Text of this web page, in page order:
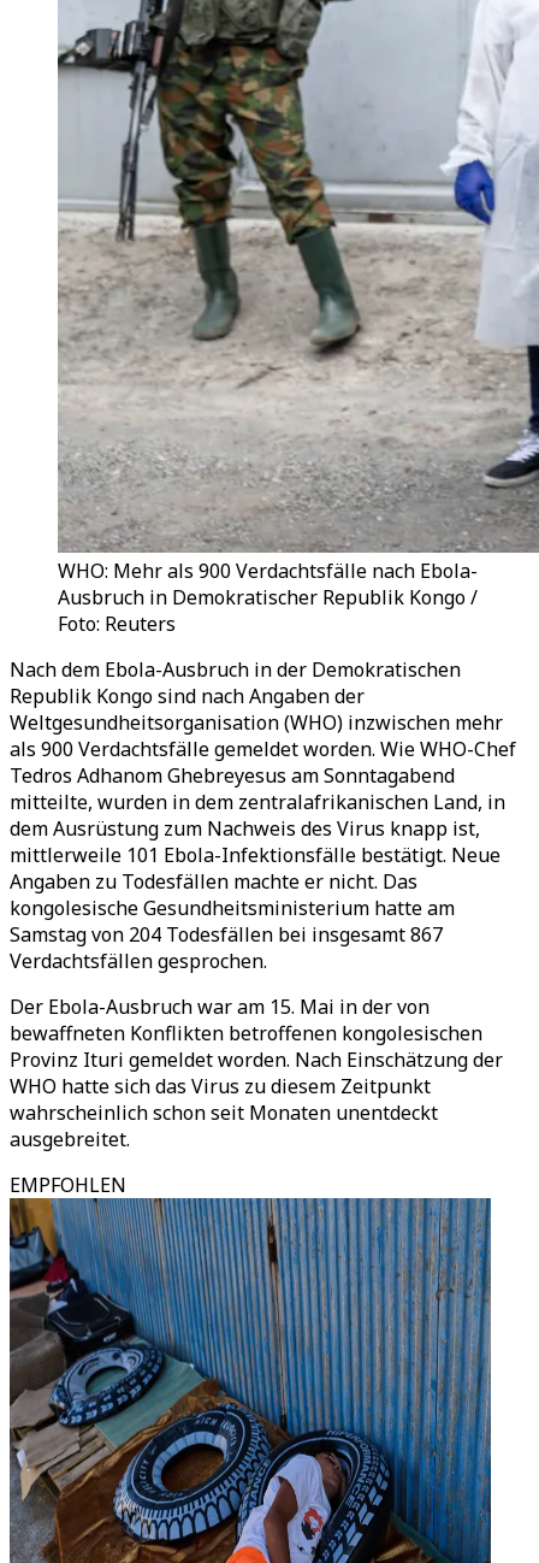
WHO: Mehr als 900 Verdachtsfälle nach Ebola-
Ausbruch in Demokratischer Republik Kongo /
Foto: Reuters
Nach dem Ebola-Ausbruch in der Demokratischen
Republik Kongo sind nach Angaben der
Weltgesundheitsorganisation (WHO) inzwischen mehr
als 900 Verdachtsfälle gemeldet worden. Wie WHO-Chef
Tedros Adhanom Ghebreyesus am Sonntagabend
mitteilte, wurden in dem zentralafrikanischen Land, in
dem Ausrüstung zum Nachweis des Virus knapp ist,
mittlerweile 101 Ebola-Infektionsfälle bestätigt. Neue
Angaben zu Todesfällen machte er nicht. Das
kongolesische Gesundheitsministerium hatte am
Samstag von 204 Todesfällen bei insgesamt 867
Verdachtsfällen gesprochen.
Der Ebola-Ausbruch war am 15. Mai in der von
bewaffneten Konflikten betroffenen kongolesischen
Provinz Ituri gemeldet worden. Nach Einschätzung der
WHO hatte sich das Virus zu diesem Zeitpunkt
wahrscheinlich schon seit Monaten unentdeckt
ausgebreitet.
EMPFOHLEN